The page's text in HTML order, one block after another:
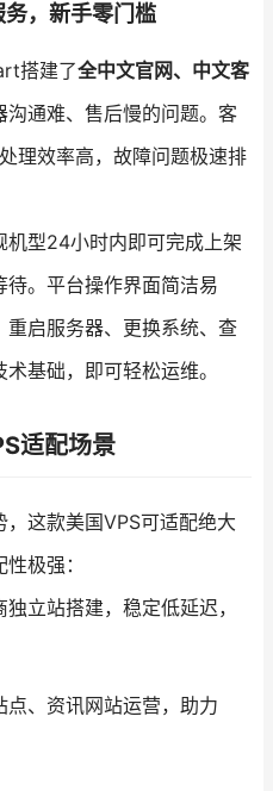
，新手零门槛
搭建了全中文官网、中文客
沟通难、售后慢的问题。客
理效率高，故障问题极速排
机型24小时内即可完成上架
。平台操作界面简洁易
启服务器、更换系统、查
基础，即可轻松运维。
适配场景
这款美国VPS可适配绝大
极强：
立站搭建，稳定低延迟，
、资讯网站运营，助力